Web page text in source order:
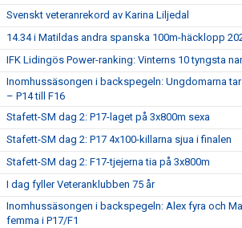
Svenskt veteranrekord av Karina Liljedal
14.34 i Matildas andra spanska 100m-häcklopp
IFK Lidingös Power-ranking: Vinterns 10 tyngsta
Inomhussäsongen i backspegeln: Ungdomarna
– P14 till F16
Stafett-SM dag 2: P17-laget på 3x800m sexa
Stafett-SM dag 2: P17 4x100-killarna sjua i finalen
Stafett-SM dag 2: F17-tjejerna tia på 3x800m
I dag fyller Veteranklubben 75 år
Inomhussäsongen i backspegeln: Alex fyra och
femma i P17/F1